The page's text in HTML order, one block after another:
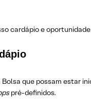
cardápio e
que possam estar
pré-definidos.